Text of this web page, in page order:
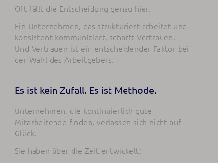
Oft fällt die Entscheidung genau hier.
Ein Unternehmen, das strukturiert arbeitet und
konsistent kommuniziert, schafft Vertrauen.
Und Vertrauen ist ein entscheidender Faktor bei
der Wahl des Arbeitgebers.
Es ist kein Zufall. Es ist Methode.
Unternehmen, die kontinuierlich gute
Mitarbeitende finden, verlassen sich nicht auf
Glück.
Sie haben über die Zeit entwickelt: